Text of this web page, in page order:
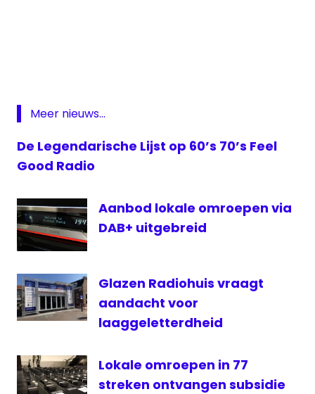
Omroep
streekomroep
Meer nieuws...
De Legendarische Lijst op 60’s 70’s Feel
Good Radio
Aanbod lokale omroepen via
DAB+ uitgebreid
Glazen Radiohuis vraagt
aandacht voor
laaggeletterdheid
Lokale omroepen in 77
streken ontvangen subsidie